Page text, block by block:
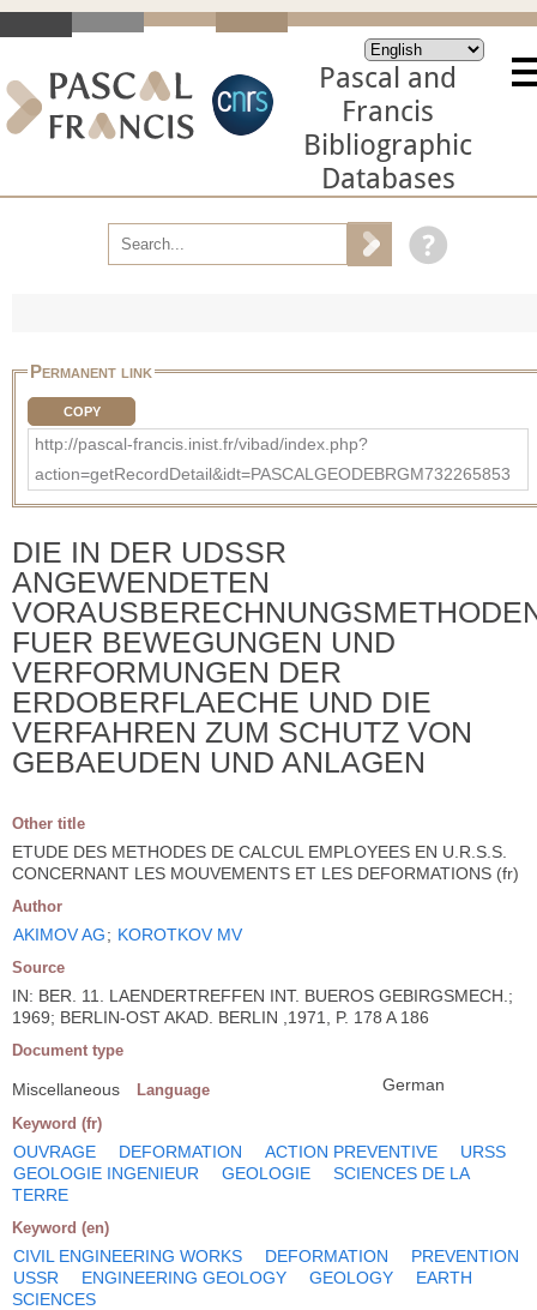
Pascal and
Francis
Bibliographic
Databases
Permanent link
COPY
http://pascal-francis.inist.fr/vibad/index.php?
action=getRecordDetail&idt=PASCALGEODEBRGM732265853
DIE IN DER UDSSR
ANGEWENDETEN
FUER BEWEGUNGEN UND
VERFORMUNGEN DER
ERDOBERFLAECHE UND DIE
VERFAHREN ZUM SCHUTZ VON
GEBAEUDEN UND ANLAGEN
Other title
ETUDE DES METHODES DE CALCUL EMPLOYEES EN U.R.S.S.
CONCERNANT LES MOUVEMENTS ET LES DEFORMATIONS (fr)
Author
AKIMOV AG; KOROTKOV MV
Source
IN: BER. 11. LAENDERTREFFEN INT. BUEROS GEBIRGSMECH.;
1969; BERLIN-OST AKAD. BERLIN ,1971, P. 178 A 186
Document type
Miscellaneous Language German
Keyword (fr)
OUVRAGE DEFORMATION ACTION PREVENTIVE
URSS
GEOLOGIE INGENIEUR
GEOLOGIE
SCIENCES DE LA
TERRE
Keyword (en)
CIVIL ENGINEERING WORKS DEFORMATION
PREVENTION
USSR
ENGINEERING GEOLOGY GEOLOGY
EARTH
SCIENCES